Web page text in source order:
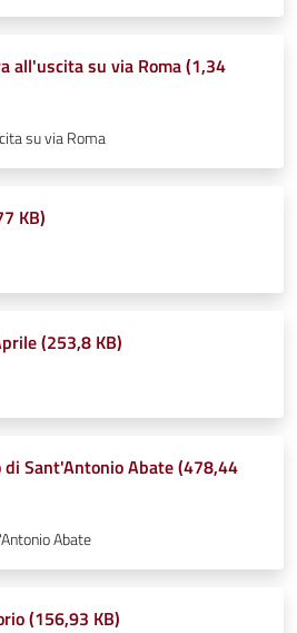
all'uscita su via Roma (1,34
su via Roma
KB)
(253,8 KB)
Sant'Antonio Abate (478,44
Abate
(156,93 KB)